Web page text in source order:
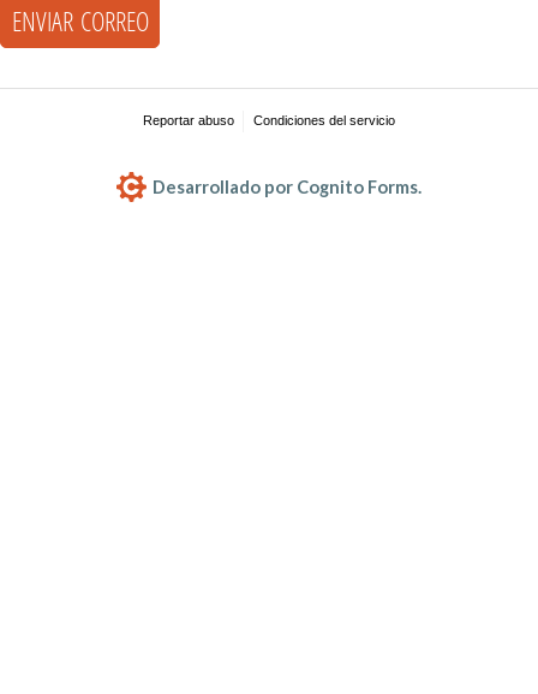
ENVIAR CORREO
Reportar abuso Condiciones del servicio
Desarrollado por Cognito Forms.